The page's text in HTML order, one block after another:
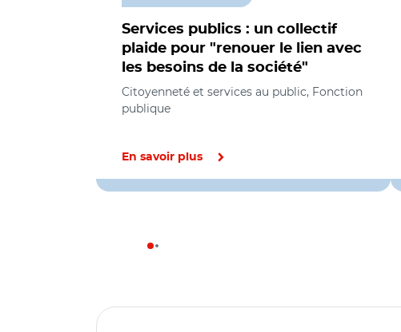
Services publics : un collectif
plaide pour "renouer le lien avec
les besoins de la société"
Citoyenneté et services au public, Fonction
publique
En savoir plus